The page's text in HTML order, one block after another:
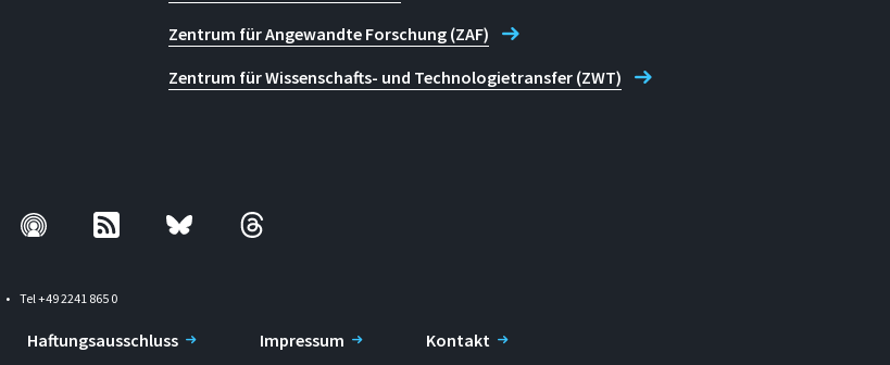
Zentrum für Angewandte Forschung (ZAF)
Zentrum für Wissenschafts- und Technologietransfer (ZWT)
Tel +49 2241 865 0
Haftungsausschluss Impressum Kontakt